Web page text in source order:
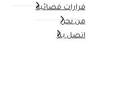
قرارات قضائية
من نحن
اتصل بنا